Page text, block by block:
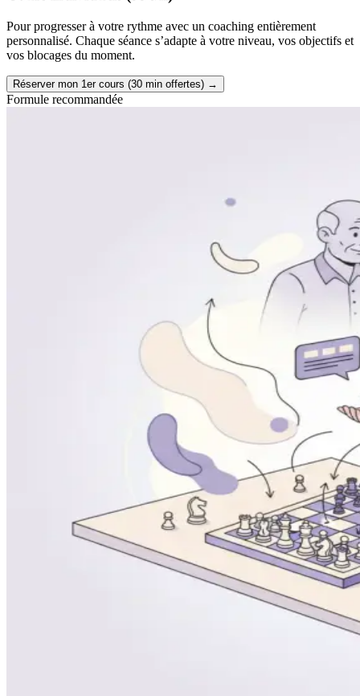
Pour progresser à votre rythme avec un coaching entièrement
personnalisé. Chaque séance s’adapte à votre niveau, vos objectifs et
vos blocages du moment.
Réserver mon 1er cours (30 min offertes) →
Formule recommandée